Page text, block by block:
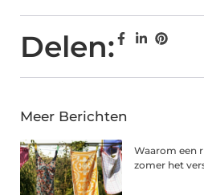
Delen:
Meer Berichten
Waarom een
zomer het